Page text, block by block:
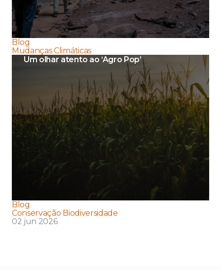
Blog
Mudanças Climáticas
Um olhar atento ao ‘Agro Pop’
Blog
Conservação Biodiversidade
02 jun 2026